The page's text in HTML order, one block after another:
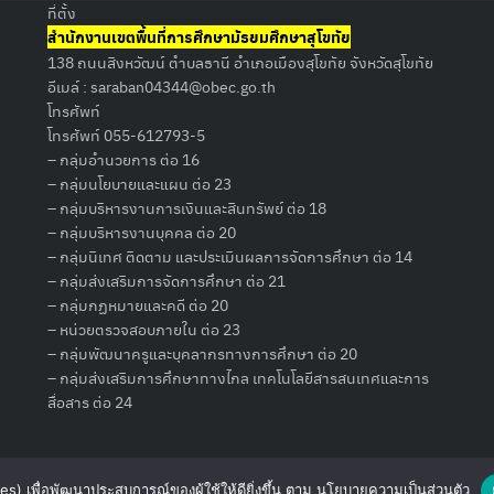
ที่ตั้ง
สำนักงานเขตพื้นที่การศึกษามัธยมศึกษาสุโขทัย
138 ถนนสิงหวัฒน์ ตำบลธานี อำเภอเมืองสุโขทัย จังหวัดสุโขทัย
อีเมล์ : saraban04344@obec.go.th
โทรศัพท์
โทรศัพท์ 055-612793-5
– กลุ่มอำนวยการ ต่อ 16
– กลุ่มนโยบายและแผน ต่อ 23
– กลุ่มบริหารงานการเงินและสินทรัพย์ ต่อ 18
– กลุ่มบริหารงานบุคคล ต่อ 20
– กลุ่มนิเทศ ติดตาม และประเมินผลการจัดการศึกษา ต่อ 14
– กลุ่มส่งเสริมการจัดการศึกษา ต่อ 21
– กลุ่มกฏหมายและคดี ต่อ 20
– หน่วยตรวจสอบภายใน ต่อ 23
– กลุ่มพัฒนาครูและบุคลากรทางการศึกษา ต่อ 20
– กลุ่มส่งเสริมการศึกษาทางไกล เทคโนโลยีสารสนเทศและการ
สื่อสาร ต่อ 24
เพื่อพัฒนาประสบการณ์ของผู้ใช้ให้ดียิ่งขึ้น ตาม นโยบายความเป็นส่วนตัว